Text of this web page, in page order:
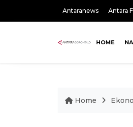
Antaranews Antara
HOME
Home